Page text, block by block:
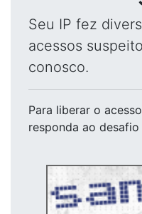
Seu IP fez
acessos
conosco.
Para liberar o acesso
responda ao desafio